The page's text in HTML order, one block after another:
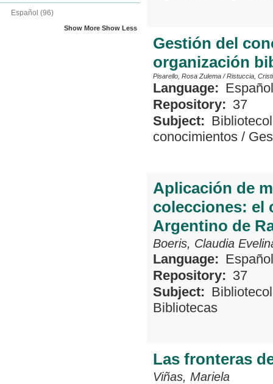
Español (96)
Show More Show Less
Gestión del
organización
Pisarello, Rosa Zulema /Ristuccia,
Language: Español
Repository: 37
Subject:
conocimientos /
Aplicación de
colecciones: el
Argentino de
Boeris, Claudia
Language: Español
Repository: 37
Subject:
Bibliotecas
Las fronteras
Viñas, Mariela